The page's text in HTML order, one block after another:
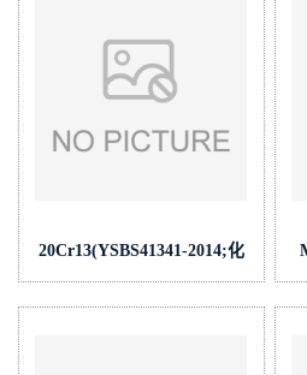
20Cr13(YSBS41341-2014;化
学成
份:C/Si/Mn/P/S/Cr/Ni/Mo/V/Cu)